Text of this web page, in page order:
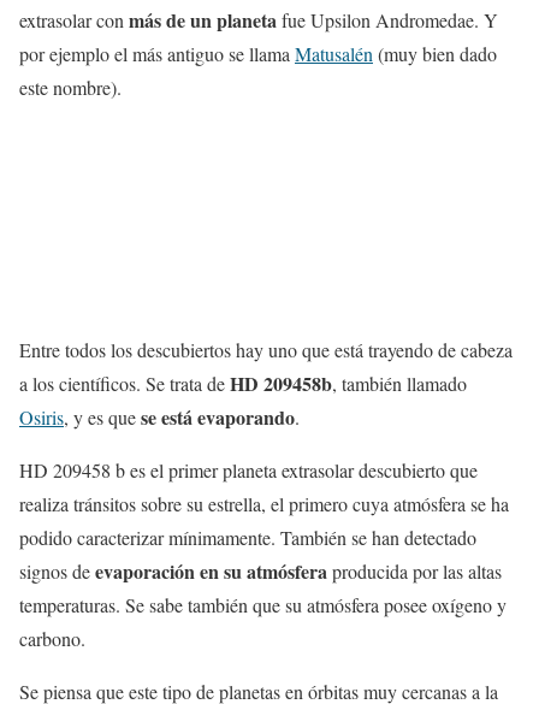
extrasolar con más de un planetafue Upsilon Andromedae. Y
por ejemplo el más antiguo se llama Matusalén (muy bien dado
este nombre).
Entre todos los descubiertos hay uno que está trayendo de cabeza
a los científicos. Se trata deHD 209458b, también llamado
Osiris, y es quese está evaporando.
HD 209458 b es el primer planeta extrasolar descubierto que
realiza tránsitos sobre su estrella, el primero cuya atmósfera se ha
podido caracterizar mínimamente. También se han detectado
signos deevaporación en su atmósferaproducida por las altas
temperaturas. Se sabe también que su atmósfera posee oxígeno y
carbono.
Se piensa que este tipo de planetas en órbitas muy cercanas a la